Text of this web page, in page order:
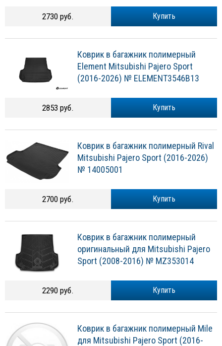
Купить
2730 руб.
Коврик в багажник полимерный
Element Mitsubishi Pajero Sport
(2016-2026) № ELEMENT3546B13
Купить
2853 руб.
Коврик в багажник полимерный Rival
Mitsubishi Pajero Sport (2016-2026)
№ 14005001
Купить
2700 руб.
Коврик в багажник полимерный
оригинальный для Mitsubishi Pajero
Sport (2008-2016) № MZ353014
Купить
2290 руб.
Коврик в багажник полимерный Mile
для Mitsubishi Pajero Sport (2016-